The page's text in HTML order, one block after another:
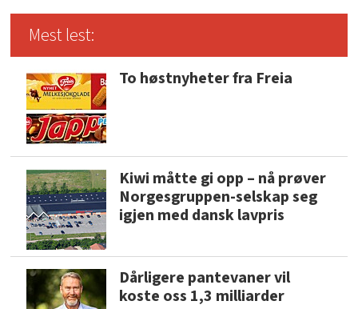
Mest lest:
To høstnyheter fra Freia
Kiwi måtte gi opp – nå prøver
Norgesgruppen-selskap seg
igjen med dansk lavpris
Dårligere pantevaner vil
koste oss 1,3 milliarder